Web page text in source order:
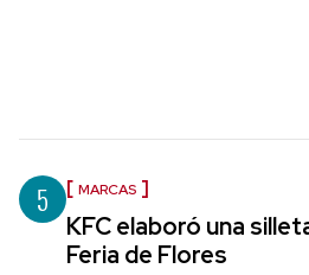
5 MARCAS
KFC elaboró una
Feria de Flores